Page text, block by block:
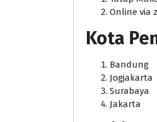
Online via
Kota
Bandung
Jogjakarta
Surabaya
Jakarta